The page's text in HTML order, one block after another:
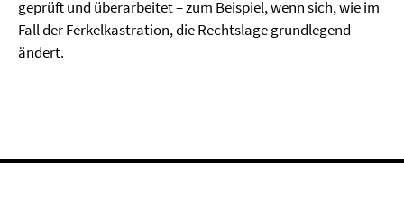
geprüft und überarbeitet – zum Beispiel, wenn sich, wie im
Fall der Ferkelkastration, die Rechtslage grundlegend
ändert.